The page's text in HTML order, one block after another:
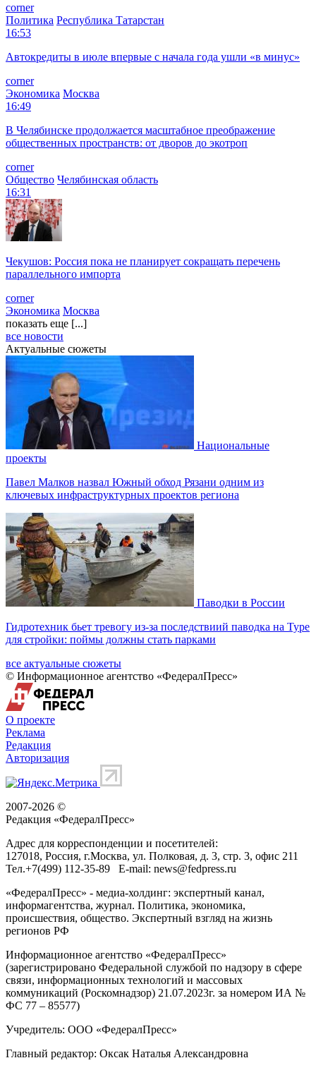
corner
Политика Республика Татарстан
16:53
Автокредиты в июле впервые с начала года ушли «в минус»
corner
Экономика Москва
16:49
В Челябинске продолжается масштабное преображение
общественных пространств: от дворов до экотроп
corner
Общество Челябинская область
16:31
Чекушов: Россия пока не планирует сокращать перечень
параллельного импорта
corner
Экономика Москва
показать еще [...]
все новости
Актуальные сюжеты
Национальные
проекты
Павел Малков назвал Южный обход Рязани одним из
ключевых инфраструктурных проектов региона
Паводки в России
Гидротехник бьет тревогу из-за последствиий паводка на Туре
для стройки: поймы должны стать парками
все актуальные сюжеты
© Информационное агентство «ФедералПресс»
О проекте
Реклама
Редакция
Авторизация
2007-2026 ©
Редакция «ФедералПресс»
Адрес для корреспонденции и посетителей:
127018, Россия, г.Москва, ул. Полковая, д. 3, стр. 3, офис 211
Тел.+7(499) 112-35-89 E-mail: news@fedpress.ru
«ФедералПресс» - медиа-холдинг: экспертный канал,
информагентства, журнал. Политика, экономика,
происшествия, общество. Экспертный взгляд на жизнь
регионов РФ
Информационное агентство «ФедералПресс»
(зарегистрировано Федеральной службой по надзору в сфере
связи, информационных технологий и массовых
коммуникаций (Роскомнадзор) 21.07.2023г. за номером ИА №
ФС 77 – 85577)
Учредитель: ООО «ФедералПресс»
Главный редактор: Оксак Наталья Александровна